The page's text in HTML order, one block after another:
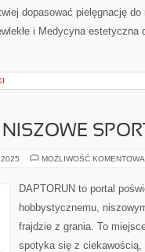
dopasować pielęgnację
i Medycyna
MOŻLIWOŚĆ
DAPTORUN to portal
hobbystycznemu,
frajdzie z grania. To
spotyka się z ciekawością,